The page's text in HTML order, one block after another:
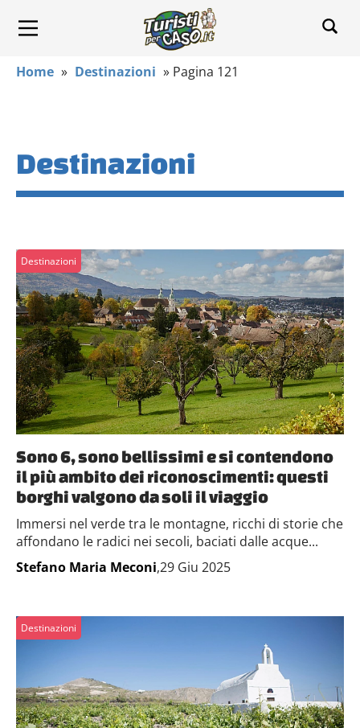
Home » Destinazioni » Pagina 121
Destinazioni
Destinazioni
Sono 6, sono bellissimi e si contendono
il più ambito dei riconoscimenti: questi
borghi valgono da soli il viaggio
Immersi nel verde tra le montagne, ricchi di storie che
affondano le radici nei secoli, baciati dalle acque...
Stefano Maria Meconi,29 Giu 2025
Destinazioni